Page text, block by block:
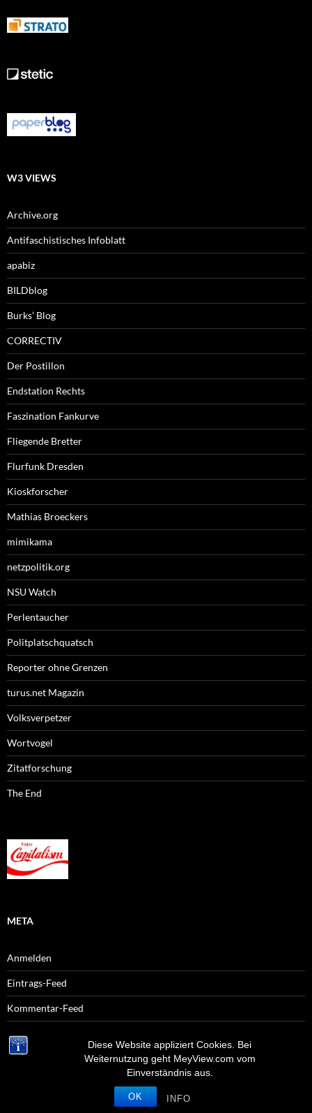
Diese Website appliziert Cookies. Bei
Weiternutzung geht MeyView.com vom
Einverständnis aus.
OK INFO
W3 VIEWS
Archive.org
Antifaschistisches Infoblatt
apabiz
BILDblog
Burks’ Blog
CORRECTIV
Der Postillon
Endstation Rechts
Faszination Fankurve
Fliegende Bretter
Flurfunk Dresden
Kioskforscher
Mathias Broeckers
mimikama
netzpolitik.org
NSU Watch
Perlentaucher
Politplatschquatsch
Reporter ohne Grenzen
turus.net Magazin
Volksverpetzer
Wortvogel
Zitatforschung
The End
META
Anmelden
Eintrags-Feed
Kommentar-Feed
WordPress.org